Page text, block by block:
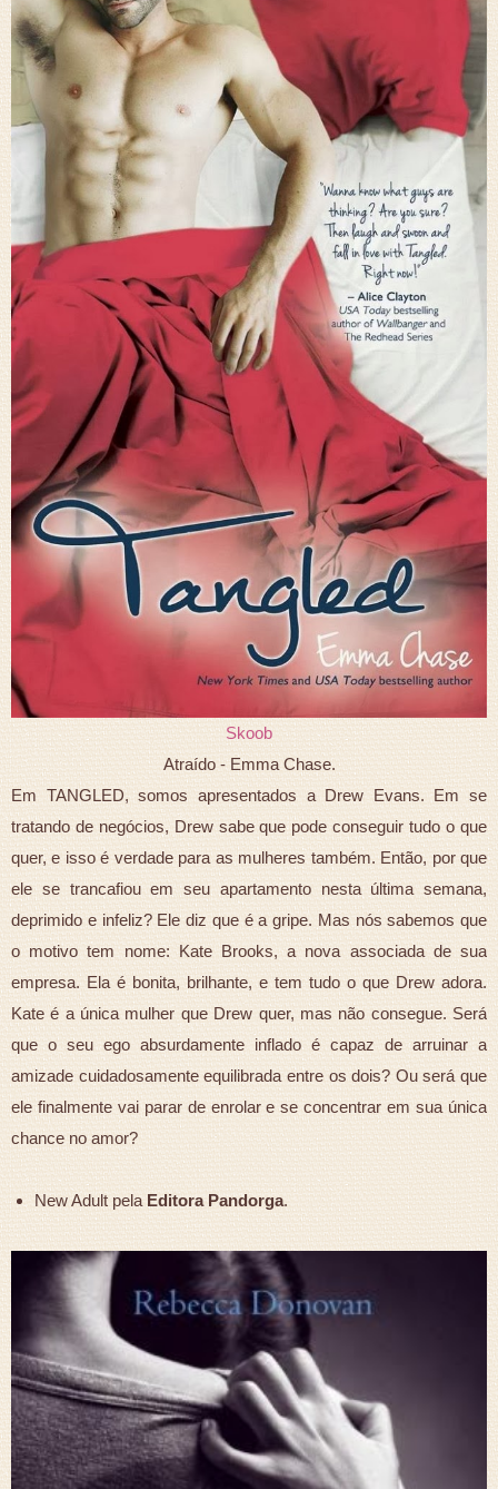
Skoob
Atraído - Emma Chase.
Em TANGLED, somos apresentados a Drew Evans. Em se
tratando de negócios, Drew sabe que pode conseguir tudo o que
quer, e isso é verdade para as mulheres também. Então, por que
ele se trancafiou em seu apartamento nesta última semana,
deprimido e infeliz? Ele diz que é a gripe. Mas nós sabemos que
o motivo tem nome: Kate Brooks, a nova associada de sua
empresa. Ela é bonita, brilhante, e tem tudo o que Drew adora.
Kate é a única mulher que Drew quer, mas não consegue. Será
que o seu ego absurdamente inflado é capaz de arruinar a
amizade cuidadosamente equilibrada entre os dois? Ou será que
ele finalmente vai parar de enrolar e se concentrar em sua única
chance no amor?
New Adult pela Editora Pandorga.